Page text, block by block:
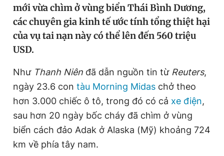
Sản phẩm khác
Tiện ích Bạn cần biết
Thông tin tòa soạn Liên hệ quảng cáo
Đọc Thanh Niên trên điện thoại
mới vừa chìm ở vùng biển Thái Bình Dương,
các chuyên gia kinh tế ước tính tổng thiệt hại
của vụ tai nạn này có thể lên đến 560 triệu
USD.
Như Thanh Niên đã dẫn nguồn tin từ Reuters,
ngày 23.6 con tàu Morning Midas chở theo
hơn 3.000 chiếc ô tô, trong đó có cả xe điện,
sau hơn 20 ngày bốc cháy đã chìm ở vùng
biển cách đảo Adak ở Alaska (Mỹ) khoảng 724
km về phía tây nam.